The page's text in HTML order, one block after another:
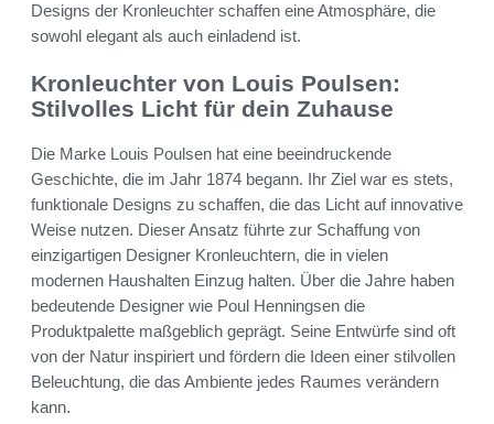
Designs der Kronleuchter schaffen eine Atmosphäre, die
sowohl elegant als auch einladend ist.
Kronleuchter von Louis Poulsen:
Stilvolles Licht für dein Zuhause
Die Marke Louis Poulsen hat eine beeindruckende
Geschichte, die im Jahr 1874 begann. Ihr Ziel war es stets,
funktionale Designs zu schaffen, die das Licht auf innovative
Weise nutzen. Dieser Ansatz führte zur Schaffung von
einzigartigen Designer Kronleuchtern, die in vielen
modernen Haushalten Einzug halten. Über die Jahre haben
bedeutende Designer wie Poul Henningsen die
Produktpalette maßgeblich geprägt. Seine Entwürfe sind oft
von der Natur inspiriert und fördern die Ideen einer stilvollen
Beleuchtung, die das Ambiente jedes Raumes verändern
kann.